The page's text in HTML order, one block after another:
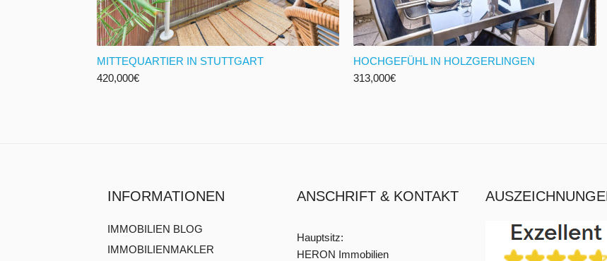
MITTEQUARTIER IN STUTTGART
420,000€
HOCHGEFÜHL IN HOLZGERLINGEN
313,000€
INFORMATIONEN
IMMOBILIEN BLOG
IMMOBILIENMAKLER
ANSCHRIFT & KONTAKT
Hauptsitz:
HERON Immobilien